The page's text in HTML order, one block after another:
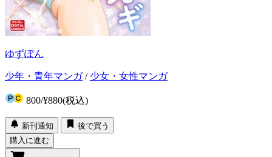
ゆずぽん
少年・青年マンガ/ 少女・女性マンガ
800/¥880(税込)
新刊通知
後で買う
購入に進む